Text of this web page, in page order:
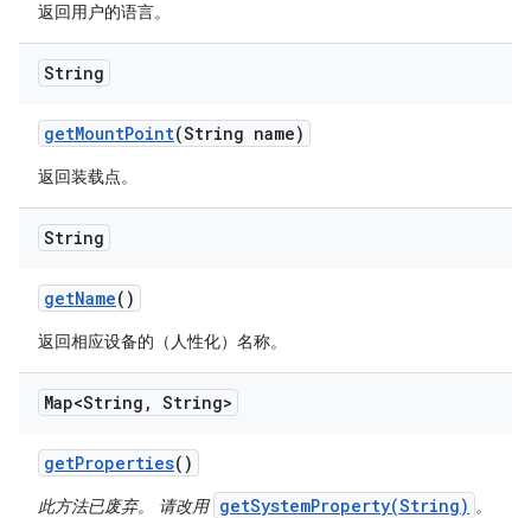
返回用户的语言。
String
getMountPoint(String name)
返回装载点。
String
getName()
返回相应设备的（人性化）名称。
Map<String , String>
getProperties()
此方法已废弃。 请改用 getSystemProperty(String) 。